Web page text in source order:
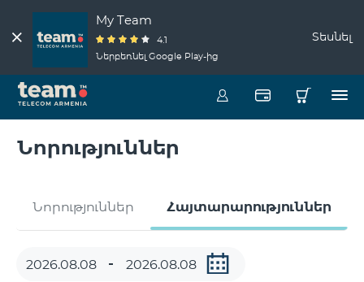
My Team
4.1
Ներբեռնել Google Play-ից
Տեսնել
Նորություններ
Նորություններ Հայտարարություններ